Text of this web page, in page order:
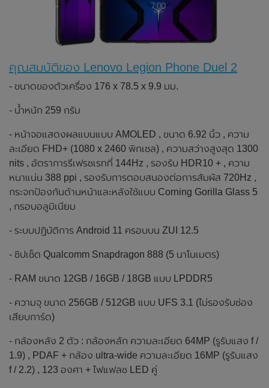
คุณสมบัติของ Lenovo Legion Phone Duel 2
- ขนาดของตัวเครื่อง 176 x 78.5 x 9.9 มม.
- น้ำหนัก 259 กรัม
- หน้าจอแสดงผลแบนแบบ AMOLED , ขนาด 6.92 นิ้ว , ความ
ละเอียด FHD+ (1080 x 2460 พิกเซล) , ความสว่างสูงสุด 1300
nits , อัตราการรีเฟรชเรทที่ 144Hz , รองรับ HDR10 + , ความ
หนาแน่น 388 ppi , รองรับการตอบสนองต่อการสัมผัส 720Hz ,
กระจกป้องกันด้านหน้าและหลังใช้แบบ Corning Gorilla Glass 5
, กรอบอลูมิเนียม
- ระบบปฏิบัติการ Android 11 ครอบบน ZUI 12.5
- ชิปเซ็ต Qualcomm Snapdragon 888 (5 นาโนเมตร)
- RAM ขนาด 12GB / 16GB / 18GB แบบ LPDDR5
- ความจุ ขนาด 256GB / 512GB แบบ UFS 3.1 (ไม่รองรับช่อง
เสียบการ์ด)
- กล้องหลัง 2 ตัว : กล้องหลัก ความละเอียด 64MP (รูรับแสง f /
1.9) , PDAF + กล้อง ultra-wide ความละเอียด 16MP (รูรับแสง
f / 2.2) , 123 องศา + ไฟแฟลช LED คู่